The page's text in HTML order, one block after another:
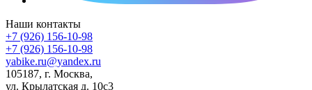
Наши контакты
+7 (926) 156-10-98
+7 (926) 156-10-98
yabike.ru@yandex.ru
105187, г. Москва,
ул. Крылатская д. 10с3